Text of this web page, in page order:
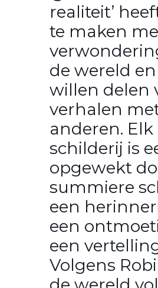
realiteit’
te maken
de wereld
willen delen
verhalen
anderen. Elk
schilderij is
opgewekt
summiere
een
een
een
Volgens